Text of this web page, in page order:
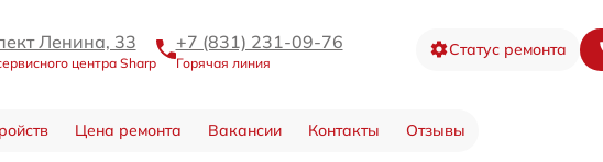
Ленина, 33
центра Sharp
+7 (831) 231-09-76
Горячая линия
Статус ремонта
Цена ремонта Вакансии Контакты Отзывы